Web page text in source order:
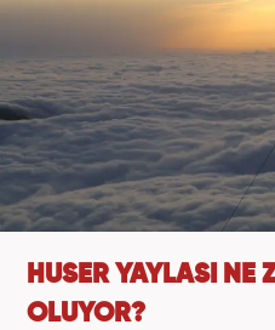
HUSER YAYLASI NE
OLUYOR?